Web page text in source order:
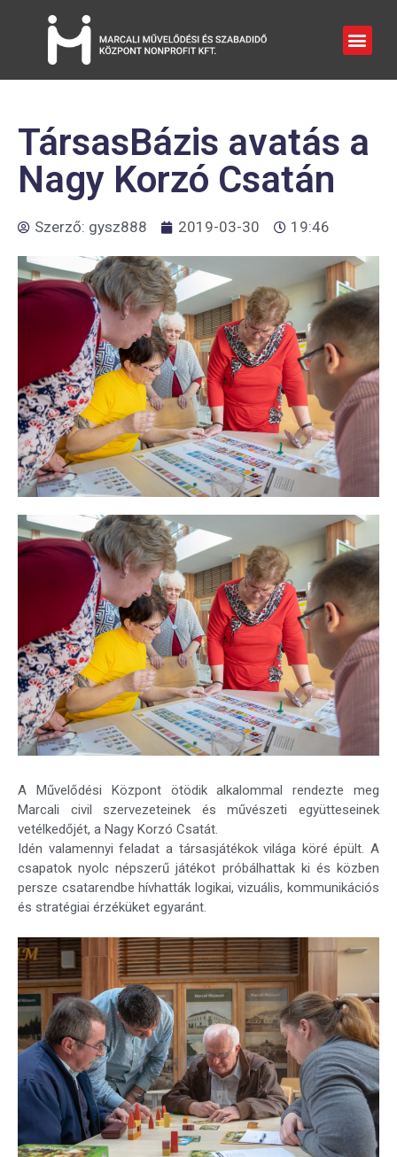
TársasBázis avatás a
Nagy Korzó Csatán
Szerző: gysz888 2019-03-30 19:46
A Művelődési Központ ötödik alkalommal rendezte meg
Marcali civil szervezeteinek és művészeti együtteseinek
vetélkedőjét, a Nagy Korzó Csatát.
Idén valamennyi feladat a társasjátékok világa köré épült. A
csapatok nyolc népszerű játékot próbálhattak ki és közben
persze csatarendbe hívhatták logikai, vizuális, kommunikációs
és stratégiai érzéküket egyaránt.